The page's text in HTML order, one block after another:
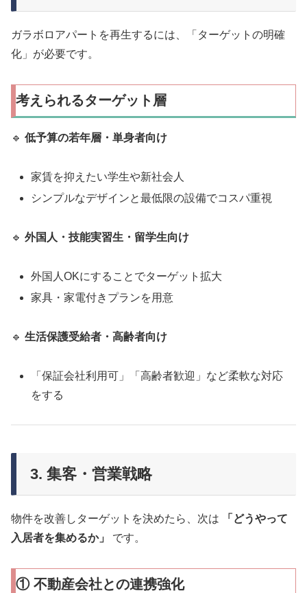
ガラボロアパートを再生するには、「ターゲットの明確
化」が必要です。
考えられるターゲット層
🔹 低予算の若年層・単身者向け
家賃を抑えたい学生や新社会人
シンプルなデザインと最低限の設備でコスパ重視
🔹 外国人・技能実習生・留学生向け
外国人OKにすることでターゲット拡大
家具・家電付きプランを用意
🔹 生活保護受給者・高齢者向け
「保証会社利用可」「高齢者歓迎」など柔軟な対応
をする
3. 集客・営業戦略
物件を改善しターゲットを決めたら、次は
「どうやって
入居者を集めるか」
です。
① 不動産会社との連携強化